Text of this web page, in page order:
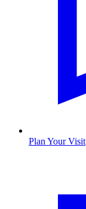
Plan Your Visit